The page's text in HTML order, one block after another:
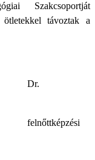
Szakcsoportját
távoztak a
Dr.
felnőttképzési